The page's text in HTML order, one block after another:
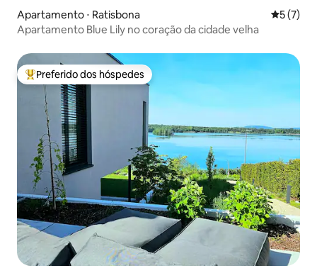
Apartamento ⋅ Ratisbona 5 de
5 (7)
Apartamento Blue Lily no coração da cidade velha
Entre os melhores preferidos dos hóspedes
Preferido dos hóspedes